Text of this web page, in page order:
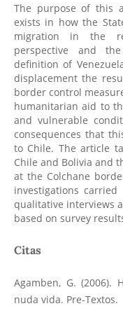
The purpose of this
exists in how the
migration in the
perspective and
definition of
displacement the
border control
humanitarian aid to
and vulnerable
consequences that
to Chile. The article
Chile and Bolivia and
at the Colchane
investigations
qualitative interviews
based on survey
Citas
Agamben, G. (2006).
nuda vida. Pre-Textos.